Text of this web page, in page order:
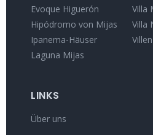
Evoque Higuerón
Hipódromo von Mijas
Ipanema-Häuser
Laguna Mijas
Villa
Villa
LINKS
Über uns